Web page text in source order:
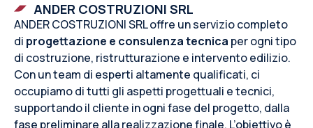
ANDER COSTRUZIONI SRL
ANDER COSTRUZIONI SRL offre un servizio completo
di progettazione e consulenza tecnica per ogni tipo
di costruzione, ristrutturazione e intervento edilizio.
Con un team di esperti altamente qualificati, ci
occupiamo di tutti gli aspetti progettuali e tecnici,
supportando il cliente in ogni fase del progetto, dalla
fase preliminare alla realizzazione finale. L’obiettivo è